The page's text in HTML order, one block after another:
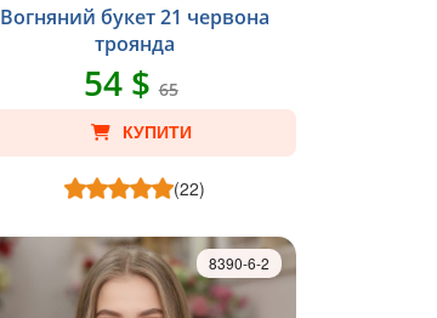
Вогняний букет 21 червона
троянда
54 $65
КУПИТИ
(22)
8390-6-2